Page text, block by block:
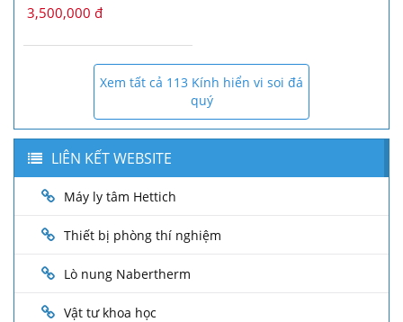
3,500,000 đ
Xem tất cả 113 Kính hiển vi soi đá
quý
LIÊN KẾT WEBSITE
Máy ly tâm Hettich
Thiết bị phòng thí nghiệm
Lò nung Nabertherm
Vật tư khoa học